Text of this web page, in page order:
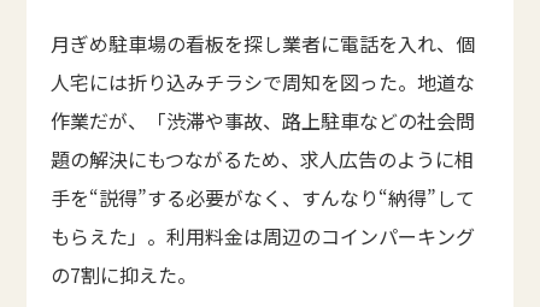
月ぎめ駐車場の看板を探し業者に電話を入れ、個
人宅には折り込みチラシで周知を図った。地道な
作業だが、「渋滞や事故、路上駐車などの社会問
題の解決にもつながるため、求人広告のように相
手を“説得”する必要がなく、すんなり“納得”して
もらえた」。利用料金は周辺のコインパーキング
の7割に抑えた。